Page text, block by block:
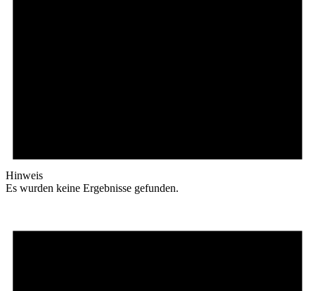
Hinweis
Es wurden keine Ergebnisse gefunden.